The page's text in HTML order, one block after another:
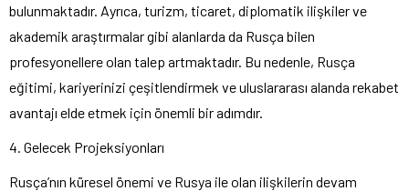
bulunmaktadır. Ayrıca, turizm, ticaret, diplomatik ilişkiler ve
akademik araştırmalar gibi alanlarda da Rusça bilen
profesyonellere olan talep artmaktadır. Bu nedenle, Rusça
eğitimi, kariyerinizi çeşitlendirmek ve uluslararası alanda rekabet
avantajı elde etmek için önemli bir adımdır.
4. Gelecek Projeksiyonları
Rusça’nın küresel önemi ve Rusya ile olan ilişkilerin devam